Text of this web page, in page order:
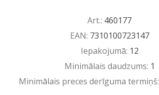
Art.: 460177
EAN: 7310100723147
Iepakojumā: 12
Minimālais daudzums: 1
Minimālais preces derīguma termiņš: